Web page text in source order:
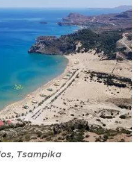
Tsampika